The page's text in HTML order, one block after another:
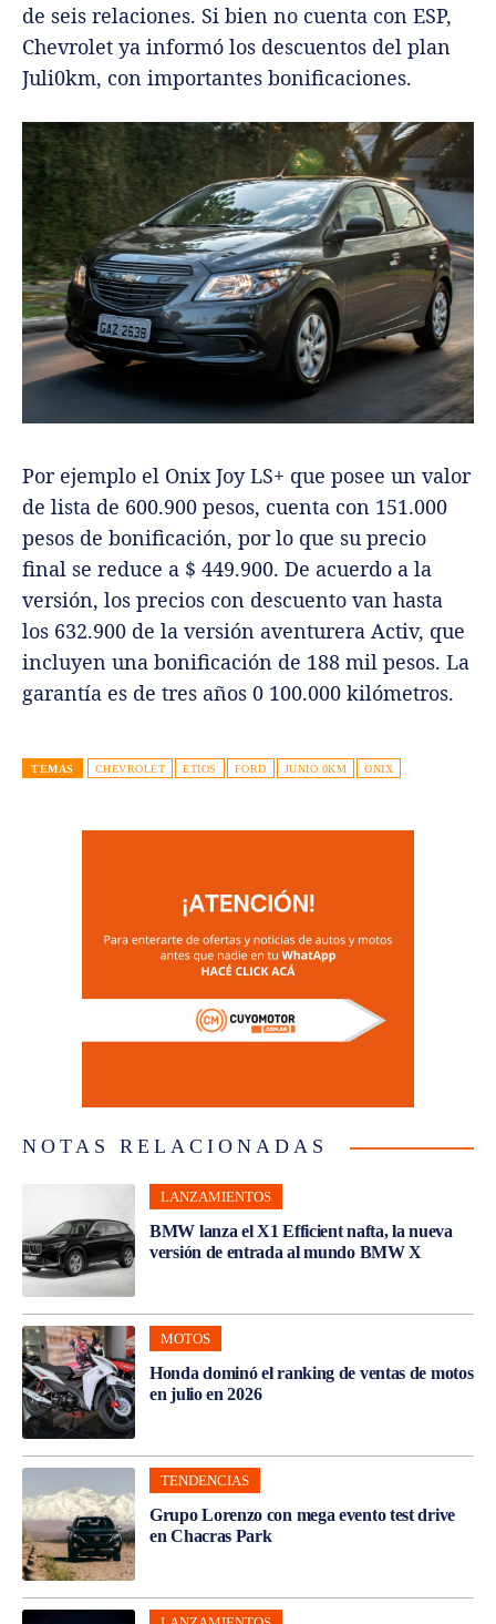
de seis relaciones. Si bien no cuenta con ESP,
Chevrolet ya informó los descuentos del plan
Juli0km, con importantes bonificaciones.
Por ejemplo el Onix Joy LS+ que posee un valor
de lista de 600.900 pesos, cuenta con 151.000
pesos de bonificación, por lo que su precio
final se reduce a $ 449.900. De acuerdo a la
versión, los precios con descuento van hasta
los 632.900 de la versión aventurera Activ, que
incluyen una bonificación de 188 mil pesos. La
garantía es de tres años 0 100.000 kilómetros.
TEMAS CHEVROLET ETIOS FORD JUNIO 0KM ONIX
NOTAS RELACIONADAS
LANZAMIENTOS
BMW lanza el X1 Efficient nafta, la nueva
versión de entrada al mundo BMW X
MOTOS
Honda dominó el ranking de ventas de motos
en julio en 2026
TENDENCIAS
Grupo Lorenzo con mega evento test drive
en Chacras Park